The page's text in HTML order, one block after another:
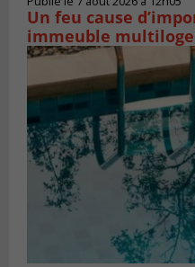
Un feu cause
immeuble